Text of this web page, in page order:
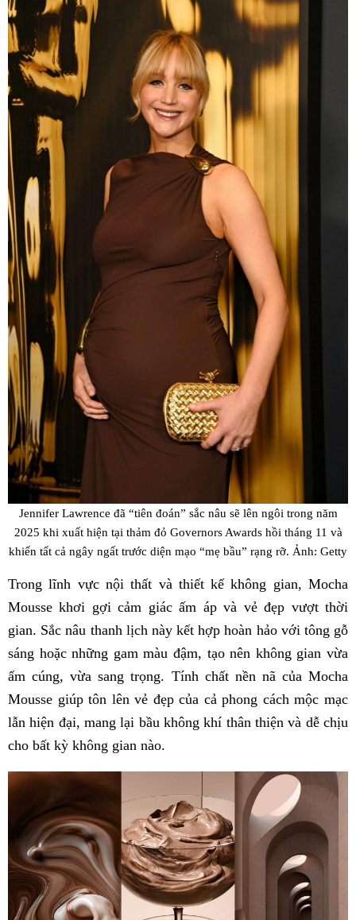
Jennifer Lawrence đã “tiên đoán” sắc nâu sẽ lên ngôi trong năm
2025 khi xuất hiện tại thảm đỏ Governors Awards hồi tháng 11 và
khiến tất cả ngây ngất trước diện mạo “mẹ bầu” rạng rỡ. Ảnh: Getty
Trong lĩnh vực nội thất và thiết kế không gian, Mocha
Mousse khơi gợi cảm giác ấm áp và vẻ đẹp vượt thời
gian. Sắc nâu thanh lịch này kết hợp hoàn hảo với tông gỗ
sáng hoặc những gam màu đậm, tạo nên không gian vừa
ấm cúng, vừa sang trọng. Tính chất nền nã của Mocha
Mousse giúp tôn lên vẻ đẹp của cả phong cách mộc mạc
lẫn hiện đại, mang lại bầu không khí thân thiện và dễ chịu
cho bất kỳ không gian nào.